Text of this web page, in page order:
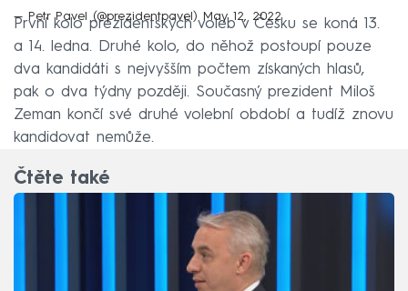
— Petr Pavel (@prezidentpavel) May 12, 2022
První kolo prezidentských voleb v Česku se koná 13.
a 14. ledna. Druhé kolo, do něhož postoupí pouze
dva kandidáti s nejvyšším počtem získaných hlasů,
pak o dva týdny později. Současný prezident Miloš
Zeman končí své druhé volební období a tudíž znovu
kandidovat nemůže.
Čtěte také